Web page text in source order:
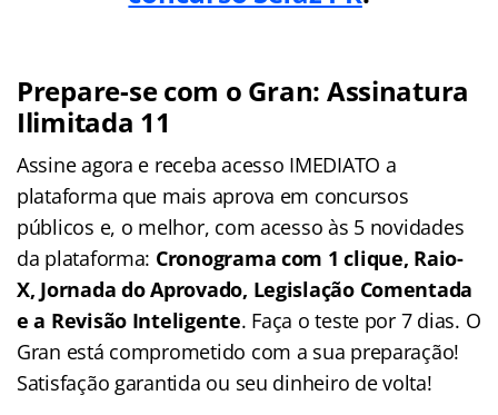
Prepare-se com o Gran: Assinatura
Ilimitada 11
Assine agora e receba acesso IMEDIATO a
plataforma que mais aprova em concursos
públicos e, o melhor, com acesso às 5 novidades
da plataforma: Cronograma com 1 clique, Raio-
X, Jornada do Aprovado, Legislação Comentada
e a Revisão Inteligente. Faça o teste por 7 dias. O
Gran está comprometido com a sua preparação!
Satisfação garantida ou seu dinheiro de volta!